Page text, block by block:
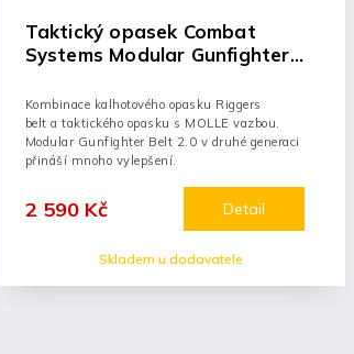
Taktický opasek Combat
Systems Modular Gunfighter
Skladem u dodavatele
2 590 Kč Detail
Kombinace kalhotového opasku Riggers
belt a taktického opasku s MOLLE vazbou.
Modular Gunfighter Belt 2.0 v druhé generaci
přináší mnoho vylepšení.